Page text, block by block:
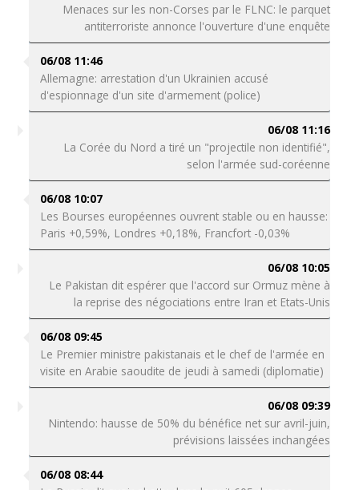
Menaces sur les non-Corses par le FLNC: le parquet
antiterroriste annonce l'ouverture d'une enquête
06/08 11:46
Allemagne: arrestation d'un Ukrainien accusé
d'espionnage d'un site d'armement (police)
06/08 11:16
La Corée du Nord a tiré un "projectile non identifié",
selon l'armée sud-coréenne
06/08 10:07
Les Bourses européennes ouvrent stable ou en hausse:
Paris +0,59%, Londres +0,18%, Francfort -0,03%
06/08 10:05
Le Pakistan dit espérer que l'accord sur Ormuz mène à
la reprise des négociations entre Iran et Etats-Unis
06/08 09:45
Le Premier ministre pakistanais et le chef de l'armée en
visite en Arabie saoudite de jeudi à samedi (diplomatie)
06/08 09:39
Nintendo: hausse de 50% du bénéfice net sur avril-juin,
prévisions laissées inchangées
06/08 08:44